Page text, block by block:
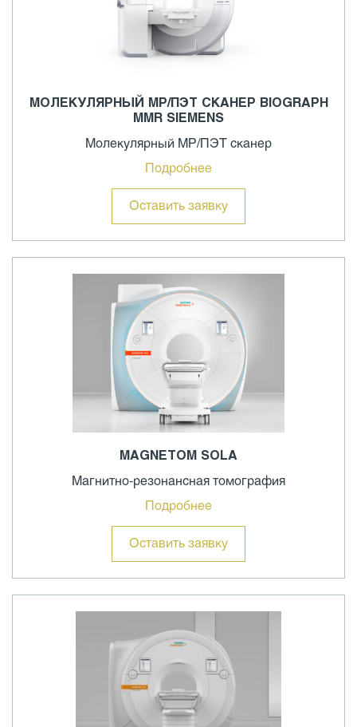
МОЛЕКУЛЯРНЫЙ МР/ПЭТ СКАНЕР BIOGRAPH
MMR SIEMENS
Молекулярный МР/ПЭТ сканер
Подробнее
Оставить заявку
MAGNETOM SOLA
Магнитно-резонансная томография
Подробнее
Оставить заявку